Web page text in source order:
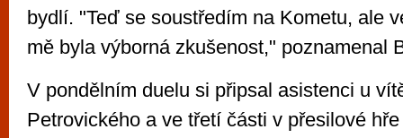
bydlí. "Teď se soustředím na Kometu, ale
mě byla výborná zkušenost," poznamenal
V pondělním duelu si připsal asistenci u
Petrovického a ve třetí části v přesilové